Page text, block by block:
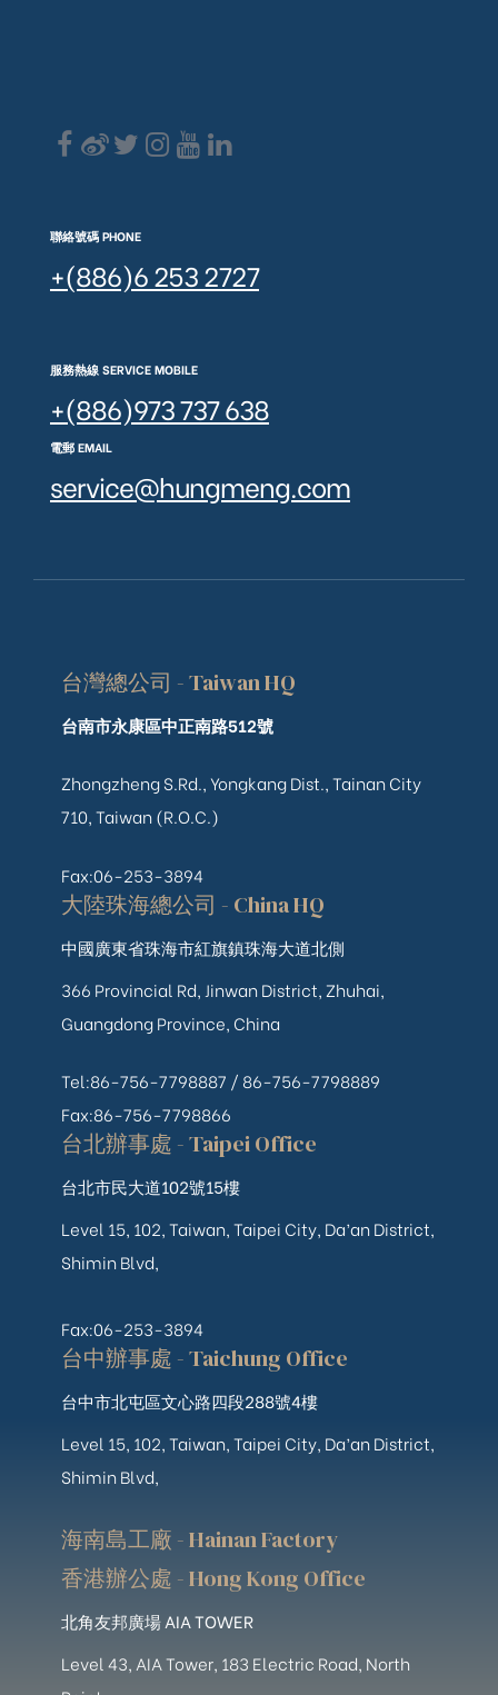
聯絡號碼 PHONE
+(886)6 253 2727
服務熱線 SERVICE MOBILE
+(886)973 737 638
電郵 EMAIL
service@hungmeng.com
台灣總公司 - Taiwan HQ
台南市永康區中正南路512號
Zhongzheng S.Rd., Yongkang Dist., Tainan City
710, Taiwan (R.O.C.)
Fax:06-253-3894
大陸珠海總公司 - China HQ
中國廣東省珠海市紅旗鎮珠海大道北側
366 Provincial Rd, Jinwan District, Zhuhai,
Guangdong Province, China
Tel:86-756-7798887 / 86-756-7798889
Fax:86-756-7798866
台北辦事處 - Taipei Office
台北市民大道102號15樓
Level 15, 102, Taiwan, Taipei City, Da’an District,
Shimin Blvd,
Fax:06-253-3894
台中辦事處 - Taichung Office
台中市北屯區文心路四段288號4樓
Level 15, 102, Taiwan, Taipei City, Da’an District,
Shimin Blvd,
海南島工廠 - Hainan Factory
香港辦公處 - Hong Kong Office
北角友邦廣場 AIA TOWER
Level 43, AIA Tower, 183 Electric Road, North